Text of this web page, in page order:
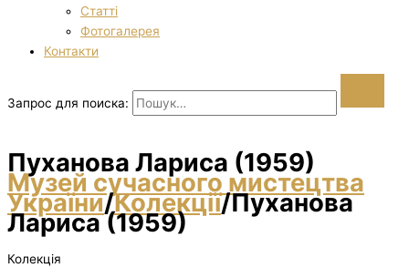
Статті
Фотогалерея
Контакти
Запрос для поиска:
Пуханова Лариса (1959)
Музей сучасного мистецтва
України/Колекції/Пуханова
Лариса (1959)
Колекція